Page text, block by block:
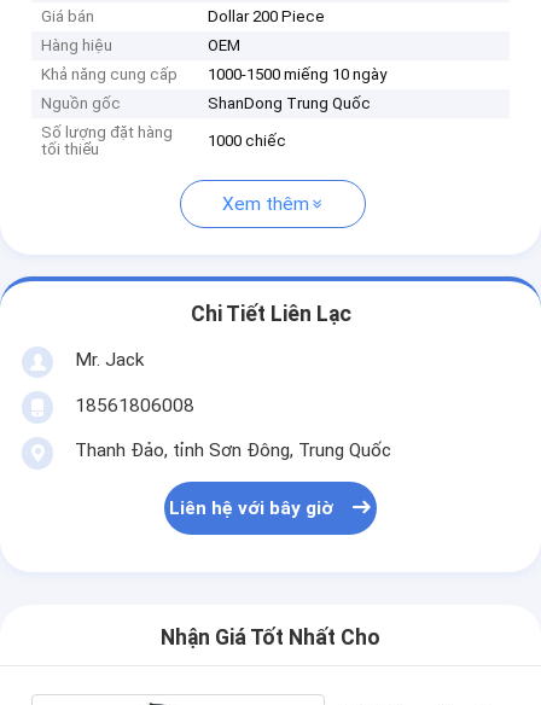
Giá bán
Dollar 200 Piece
Hàng hiệu
OEM
Khả năng cung cấp
1000-1500 miếng 10 ngày
Nguồn gốc
ShanDong Trung Quốc
Số lượng đặt hàng
tối thiểu
1000 chiếc
Xem thêm
Chi Tiết Liên Lạc
Mr. Jack
18561806008
Thanh Đảo, tỉnh Sơn Đông, Trung Quốc
Liên hệ với bây giờ
Nhận Giá Tốt Nhất Cho